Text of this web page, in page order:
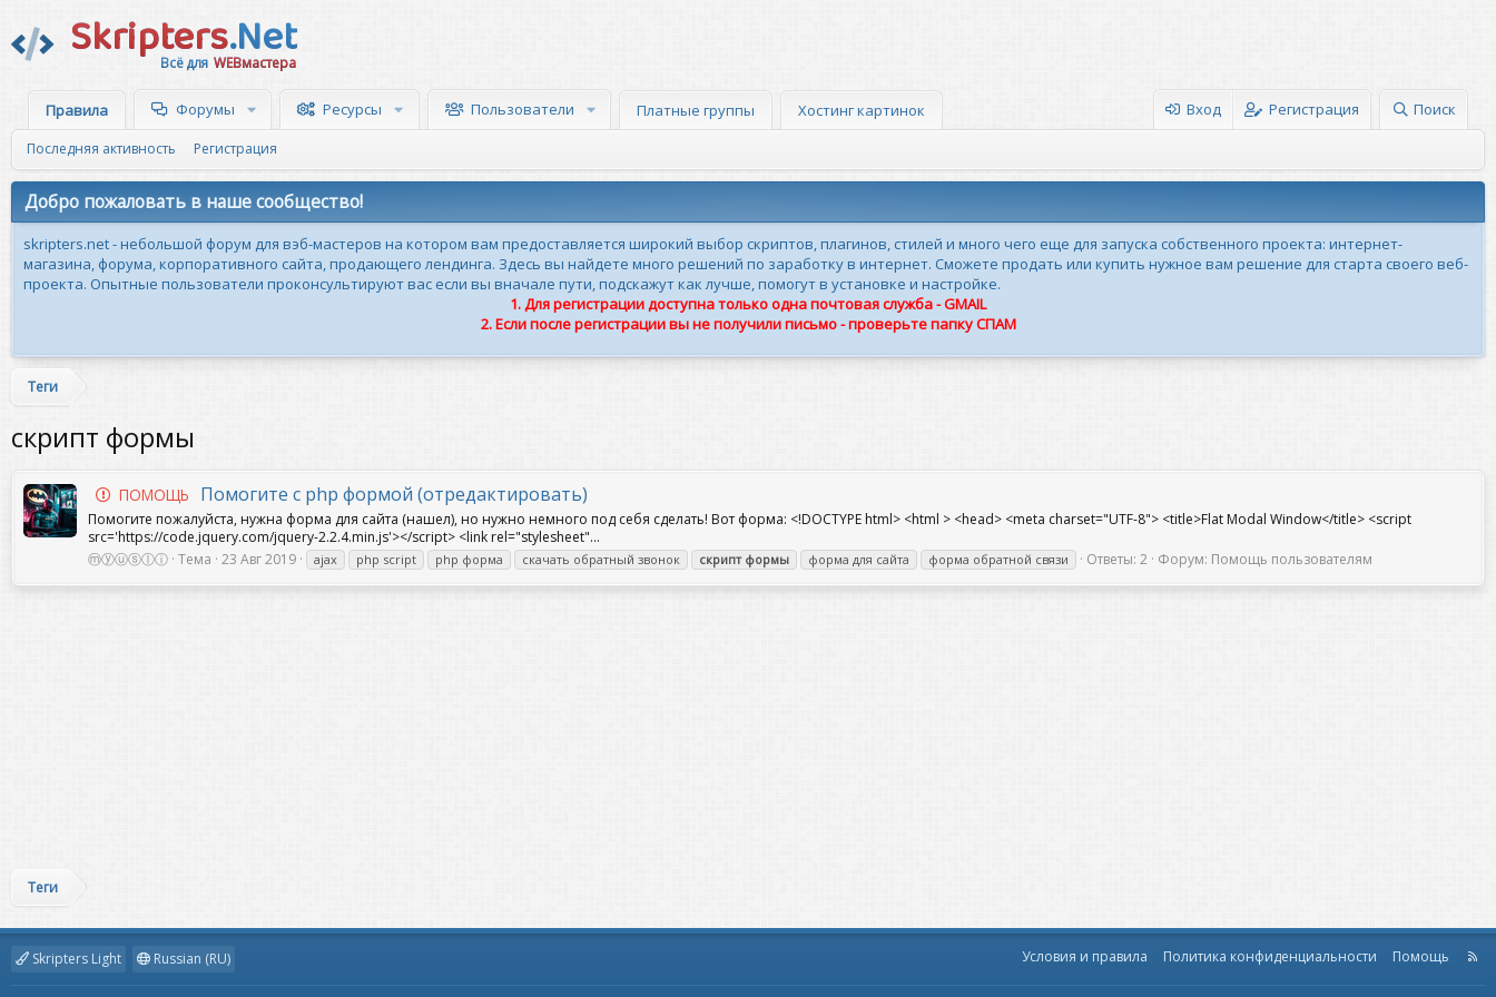
Skripters.Net
Всё для WEBмастера
Правила Форумы Ресурсы Пользователи Платные группы Хостинг картинок Вход Регистрация Поиск
Последняя активность Регистрация
Добро пожаловать в наше сообщество!
skripters.net - небольшой форум для вэб-мастеров на котором вам предоставляется широкий выбор скриптов, плагинов, стилей и много чего еще для запуска собственного проекта: интернет-
магазина, форума, корпоративного сайта, продающего лендинга. Здесь вы найдете много решений по заработку в интернет. Сможете продать или купить нужное вам решение для старта своего веб-
проекта. Опытные пользователи проконсультируют вас если вы вначале пути, подскажут как лучше, помогут в установке и настройке.
1. Для регистрации доступна только одна почтовая служба - GMAIL
2. Если после регистрации вы не получили письмо - проверьте папку СПАМ
Теги
скрипт формы
ПОМОЩЬ Помогите с php формой (отредактировать)
Помогите пожалуйста, нужна форма для сайта (нашел), но нужно немного под себя сделать! Вот форма: <!DOCTYPE html> <html > <head> <meta charset="UTF-8"> <title>Flat Modal Window</title> <script
src='https://code.jquery.com/jquery-2.2.4.min.js'></script> <link rel="stylesheet"...
ⓜⓨⓤⓢⓛⓘ Тема 23 Авг 2019 ajax php script php форма скачать обратный звонок скрипт формы форма для сайта форма обратной связи Ответы: 2 Форум: Помощь пользователям
Теги
Skripters Light Russian (RU) Условия и правила Политика конфиденциальности Помощь
R